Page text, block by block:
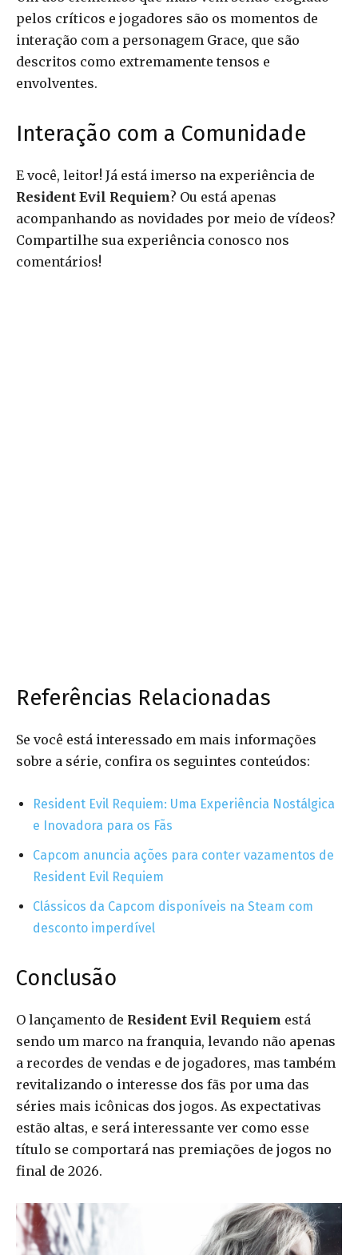
pelos críticos e jogadores são os momentos de
interação com a personagem Grace, que são
descritos como extremamente tensos e
envolventes.
Interação com a Comunidade
E você, leitor! Já está imerso na experiência de
Resident Evil Requiem? Ou está apenas
acompanhando as novidades por meio de vídeos?
Compartilhe sua experiência conosco nos
comentários!
Referências Relacionadas
Se você está interessado em mais informações
sobre a série, confira os seguintes conteúdos:
Resident Evil Requiem: Uma Experiência Nostálgica
e Inovadora para os Fãs
Capcom anuncia ações para conter vazamentos de
Resident Evil Requiem
Clássicos da Capcom disponíveis na Steam com
desconto imperdível
Conclusão
O lançamento de Resident Evil Requiem está
sendo um marco na franquia, levando não apenas
a recordes de vendas e de jogadores, mas também
revitalizando o interesse dos fãs por uma das
séries mais icônicas dos jogos. As expectativas
estão altas, e será interessante ver como esse
título se comportará nas premiações de jogos no
final de 2026.